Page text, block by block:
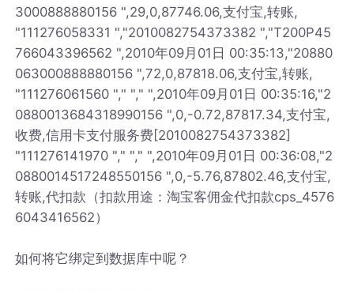
3000888880156 ",29,0,87746.06,支付宝,转账,
"111276058331 ","2010082754373382 ","T200P45
766043396562 ",2010年09月01日 00:35:13,"20880
063000888880156 ",72,0,87818.06,支付宝,转账,
"111276061560 "," "," ",2010年09月01日 00:35:16,"2
0880013684318990156 ",0,-0.72,87817.34,支付宝,
收费,信用卡支付服务费[2010082754373382]
"111276141970 "," "," ",2010年09月01日 00:36:08,"2
0880014517248550156 ",0,-5.76,87802.46,支付宝,
转账,代扣款（扣款用途：淘宝客佣金代扣款cps_4576
6043416562）
如何将它绑定到数据库中呢？